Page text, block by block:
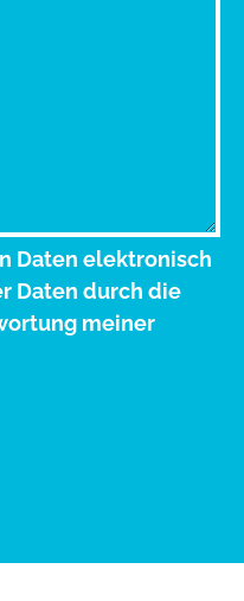
Daten elektronisch
Daten durch die
meiner